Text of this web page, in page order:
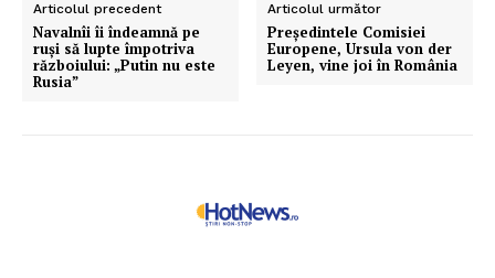
Articolul precedent
Navalnîi îi îndeamnă pe
ruși să lupte împotriva
războiului: „Putin nu este
Rusia”
Articolul următor
Președintele Comisiei
Europene, Ursula von der
Leyen, vine joi în România